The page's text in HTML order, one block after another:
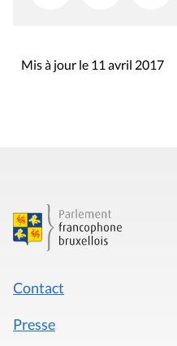
Mis à jour le 11 avril 2017
Contact
Presse